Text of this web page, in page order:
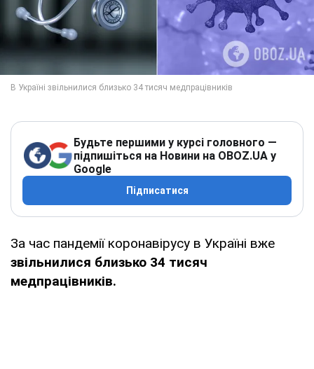
Будьте першими у курсі головного —
підпишіться на Новини на OBOZ.UA у
Google
Підписатися
За час пандемії коронавірусу в Україні вже
звільнилися близько 34 тисяч
медпрацівників.